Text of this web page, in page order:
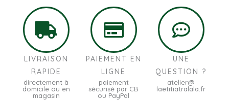
LIVRAISON
RAPIDE
directement à
domicile ou en
magasin
PAIEMENT EN
LIGNE
paiement
sécurisé par CB
ou PayPal
UNE
QUESTION ?
atelier@
laetitiatralala.fr